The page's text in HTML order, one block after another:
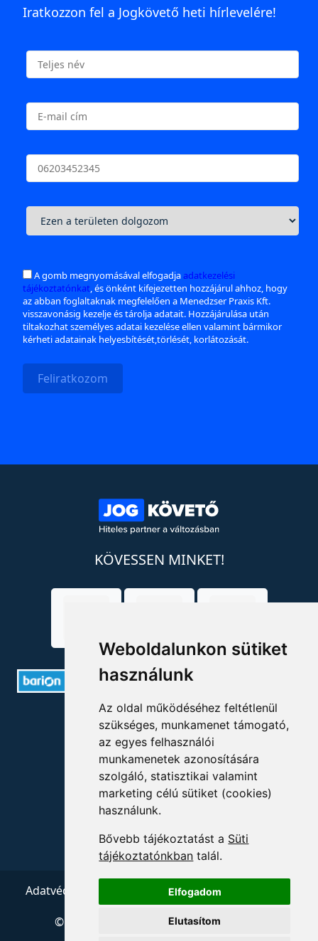
Weboldalunkon sütiket
használunk
Az oldal működéséhez feltétlenül
szükséges, munkamenet támogató,
az egyes felhasználói
munkamenetek azonosítására
szolgáló, statisztikai valamint
marketing célú sütiket (cookies)
használunk.
Bővebb tájékoztatást a Süti
tájékoztatónkban talál.
Elfogadom
Elutasítom
Iratkozzon fel a Jogkövető heti hírlevelére!
A gomb megnyomásával elfogadjaadatkezelési
tájékoztatónkat, és önként kifejezetten hozzájárul ahhoz, hogy
az abban foglaltaknak megfelelően a Menedzser Praxis Kft.
visszavonásig kezelje és tárolja adatait. Hozzájárulása után
tiltakozhat személyes adatai kezelése ellen valamint bármikor
kérheti adatainak helyesbítését,törlését, korlátozását.
Feliratkozom
KÖVESSEN MINKET!
ELÉRHETŐSÉGEK
+36 1 880 7600
info@mprx.hu
Adatvédelem Impresszum
© 2026 Copyright:
Menedzserpraxis.hu